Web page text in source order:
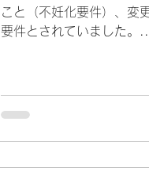
こと（不妊化要件）、変
要件とされていました。...